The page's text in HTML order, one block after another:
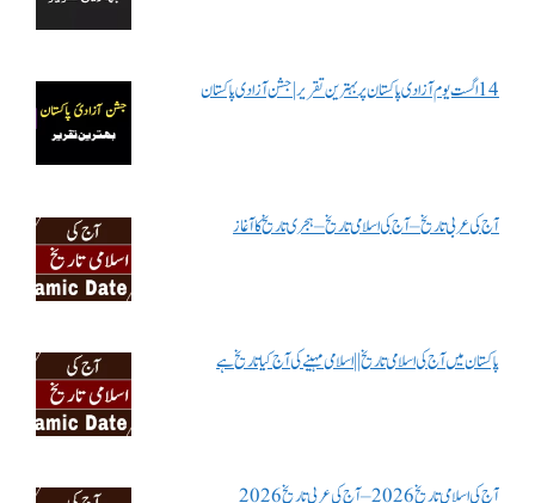
14 اگست یوم آزادی پاکستان پر بہترین تقریر | جشن آزادی پاکستان
آج کی عربی تاریخ – آج کی اسلامی تاریخ – ہجری تاریخ کا آغاز
پاکستان میں آج کی اسلامی تاریخ || اسلامی مہینے کی آج کیا تاریخ ہے
آج کی اسلامی تاریخ 2026 – آج کی عربی تاریخ 2026